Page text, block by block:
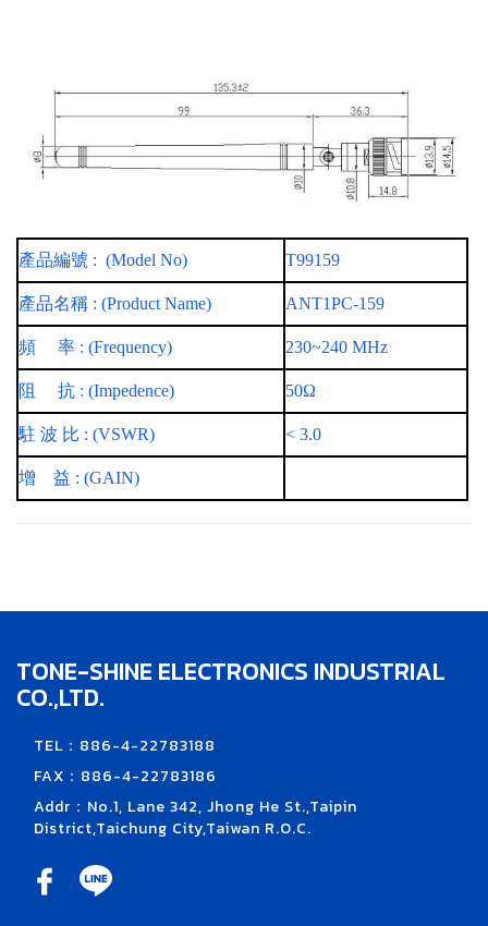
產品編號 : (Model No) T99159
產品名稱 : (Product Name) ANT1PC-159
頻 率 : (Frequency) 230~240 MHz
阻 抗 : (Impedence) 50Ω
駐 波 比 : (VSWR) < 3.0
增 益 : (GAIN)
TONE-SHINE ELECTRONICS INDUSTRIAL
CO.,LTD.
TEL：886-4-22783188
FAX：886-4-22783186
Addr：No.1, Lane 342, Jhong He St.,Taipin
District,Taichung City,Taiwan R.O.C.